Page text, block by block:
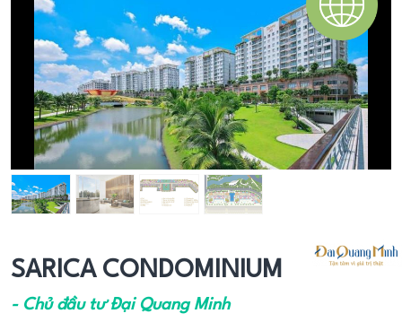
SARICA CONDOMINIUM
- Chủ đầu tư Đại Quang Minh